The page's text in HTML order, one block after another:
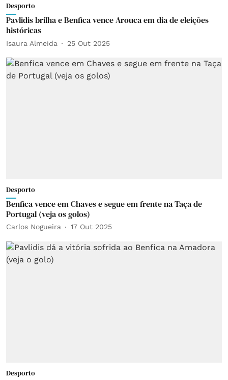
Desporto
Pavlidis brilha e Benfica vence Arouca em dia de eleições
históricas
Isaura Almeida 25 Out 2025
Desporto
Benfica vence em Chaves e segue em frente na Taça de
Portugal (veja os golos)
Carlos Nogueira 17 Out 2025
Desporto